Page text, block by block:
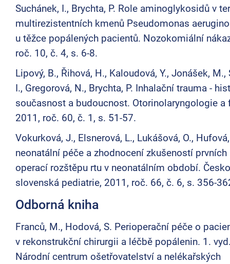
Suchánek, I., Brychta, P. Role aminoglykosidů v
multirezistentních kmenů Pseudomonas
u těžce popálených pacientů. Nozokomiální
roč. 10, č. 4, s. 6-8.
Lipový, B., Řihová, H., Kaloudová, Y., Jonášek, M.,
I., Gregorová, N., Brychta, P. Inhalační trauma -
současnost a budoucnost. Otorinolaryngologie a
2011, roč. 60, č. 1, s. 51-57.
Vokurková, J., Elsnerová, L., Lukášová, O.,
neonatální péče a zhodnocení zkušeností
operací rozštěpu rtu v neonatálním období.
slovenská pediatrie, 2011, roč. 66, č. 6, s. 356-
Odborná kniha
Franců, M., Hodová, S. Perioperační péče o
v rekonstrukční chirurgii a léčbě popálenin. 1.
Národní centrum ošetřovatelství a nelékařských